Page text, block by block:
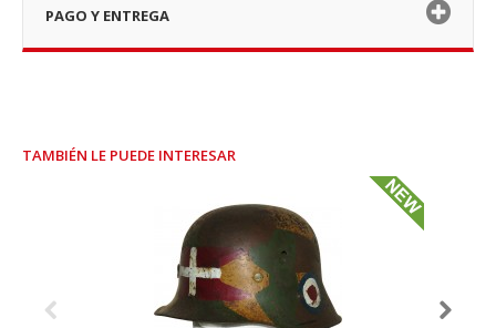
PAGO Y ENTREGA
TAMBIÉN LE PUEDE INTERESAR